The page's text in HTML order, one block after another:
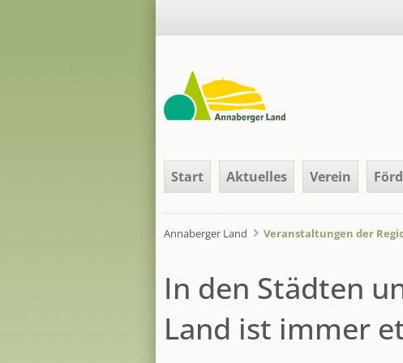
überspringen
Start Aktuelles Verein
Annaberger Land Veranstaltungen der
In den Städten
Land ist immer